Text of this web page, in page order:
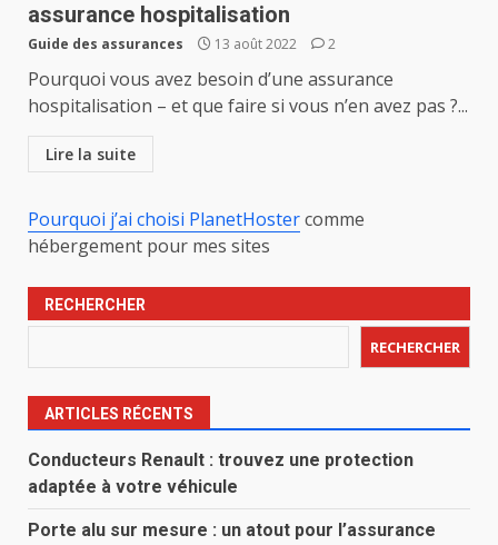
assurance hospitalisation
Guide des assurances 13 août 2022 2
Pourquoi vous avez besoin d’une assurance
hospitalisation – et que faire si vous n’en avez pas ?...
Lire la suite
Pourquoi j’ai choisi PlanetHostercomme
hébergement pour mes sites
RECHERCHER
RECHERCHER
ARTICLES RÉCENTS
Conducteurs Renault : trouvez une protection
adaptée à votre véhicule
Porte alu sur mesure : un atout pour l’assurance